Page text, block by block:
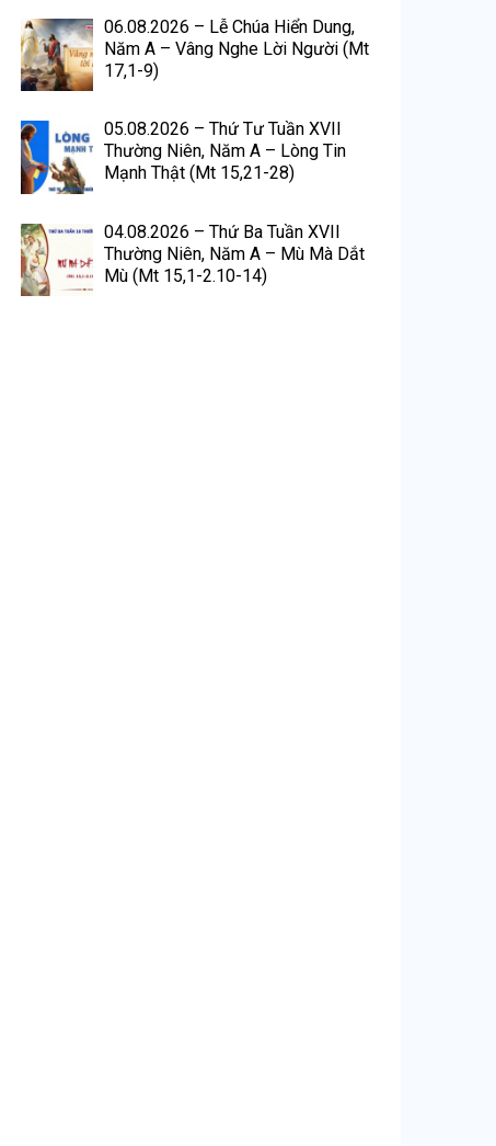
06.08.2026 – Lễ Chúa Hiển Dung,
Năm A – Vâng Nghe Lời Người (Mt
17,1-9)
05.08.2026 – Thứ Tư Tuần XVII
Thường Niên, Năm A – Lòng Tin
Mạnh Thật (Mt 15,21-28)
04.08.2026 – Thứ Ba Tuần XVII
Thường Niên, Năm A – Mù Mà Dắt
Mù (Mt 15,1-2.10-14)